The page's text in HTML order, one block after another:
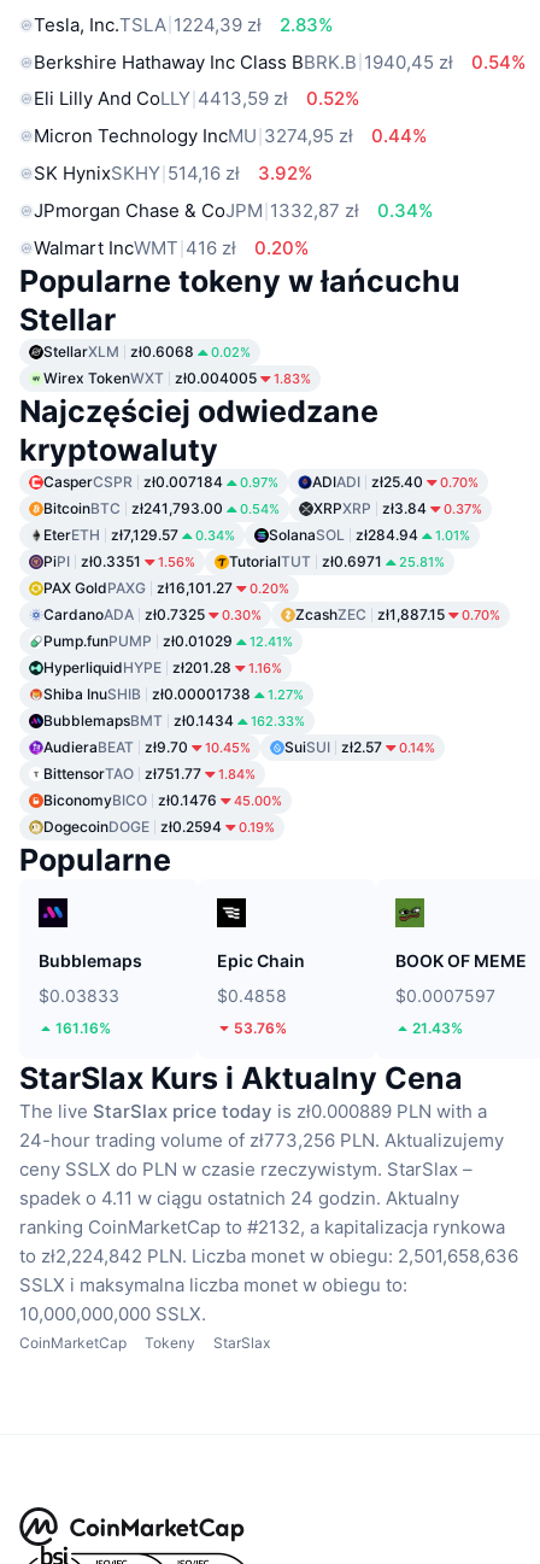
Tesla, Inc.TSLA 1224,39 zł
2.83%
Berkshire Hathaway Inc Class BBRK.B 1940,45 zł
0.54%
Eli Lilly And CoLLY 4413,59 zł
0.52%
Micron Technology IncMU 3274,95 zł
0.44%
SK HynixSKHY 514,16 zł
3.92%
JPmorgan Chase & CoJPM 1332,87 zł
0.34%
Walmart IncWMT 416 zł 0.20%
Popularne tokeny w łańcuchu
Stellar
StellarXLM zł0.6068 0.02%
Wirex TokenWXT zł0.004005 1.83%
Najczęściej odwiedzane
kryptowaluty
CasperCSPR zł0.007184 0.97% ADIADI zł25.40 0.70%
BitcoinBTC zł241,793.00 0.54% XRPXRP zł3.84 0.37%
EterETH zł7,129.57 0.34% SolanaSOL zł284.94 1.01%
PiPI zł0.3351 1.56% TutorialTUT zł0.6971 25.81%
PAX GoldPAXG zł16,101.27 0.20%
CardanoADA zł0.7325 0.30% ZcashZEC zł1,887.15 0.70%
Pump.funPUMP zł0.01029 12.41%
HyperliquidHYPE zł201.28 1.16%
Shiba InuSHIB zł0.00001738 1.27%
BubblemapsBMT zł0.1434 162.33%
AudieraBEAT zł9.70 10.45% SuiSUI zł2.57 0.14%
BittensorTAO zł751.77 1.84%
BiconomyBICO zł0.1476 45.00%
DogecoinDOGE zł0.2594 0.19%
Popularne
Bubblemaps
$0.03833
161.16%
Epic Chain
$0.4858
53.76%
BOOK OF MEME
$0.0007597
21.43%
StarSlax Kurs i Aktualny Cena
The live StarSlax price today is zł0.000889 PLN with a
24-hour trading volume of zł773,256 PLN. Aktualizujemy
ceny SSLX do PLN w czasie rzeczywistym. StarSlax –
spadek o 4.11 w ciągu ostatnich 24 godzin. Aktualny
ranking CoinMarketCap to #2132, a kapitalizacja rynkowa
to zł2,224,842 PLN. Liczba monet w obiegu: 2,501,658,636
SSLX i maksymalna liczba monet w obiegu to:
10,000,000,000 SSLX.
CoinMarketCap Tokeny StarSlax